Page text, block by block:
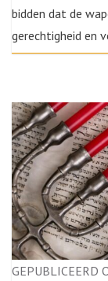
bidden dat de
gerechtigheid en
GEPUBLICEERD